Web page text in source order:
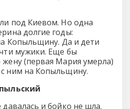
под Киевом. Но одна
долгие годы:
Копыльщину. Да и дети
мужики. Еще бы
(первая Мария умерла)
с ним на Копыльщину.
и бойко не шла.